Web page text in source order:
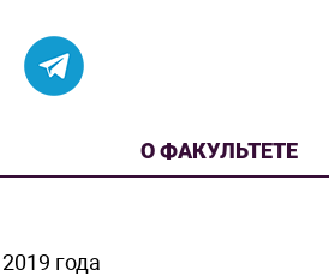
О ФАКУЛЬТЕТЕ
года